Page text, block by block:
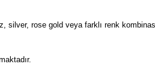
rose gold veya farklı renk